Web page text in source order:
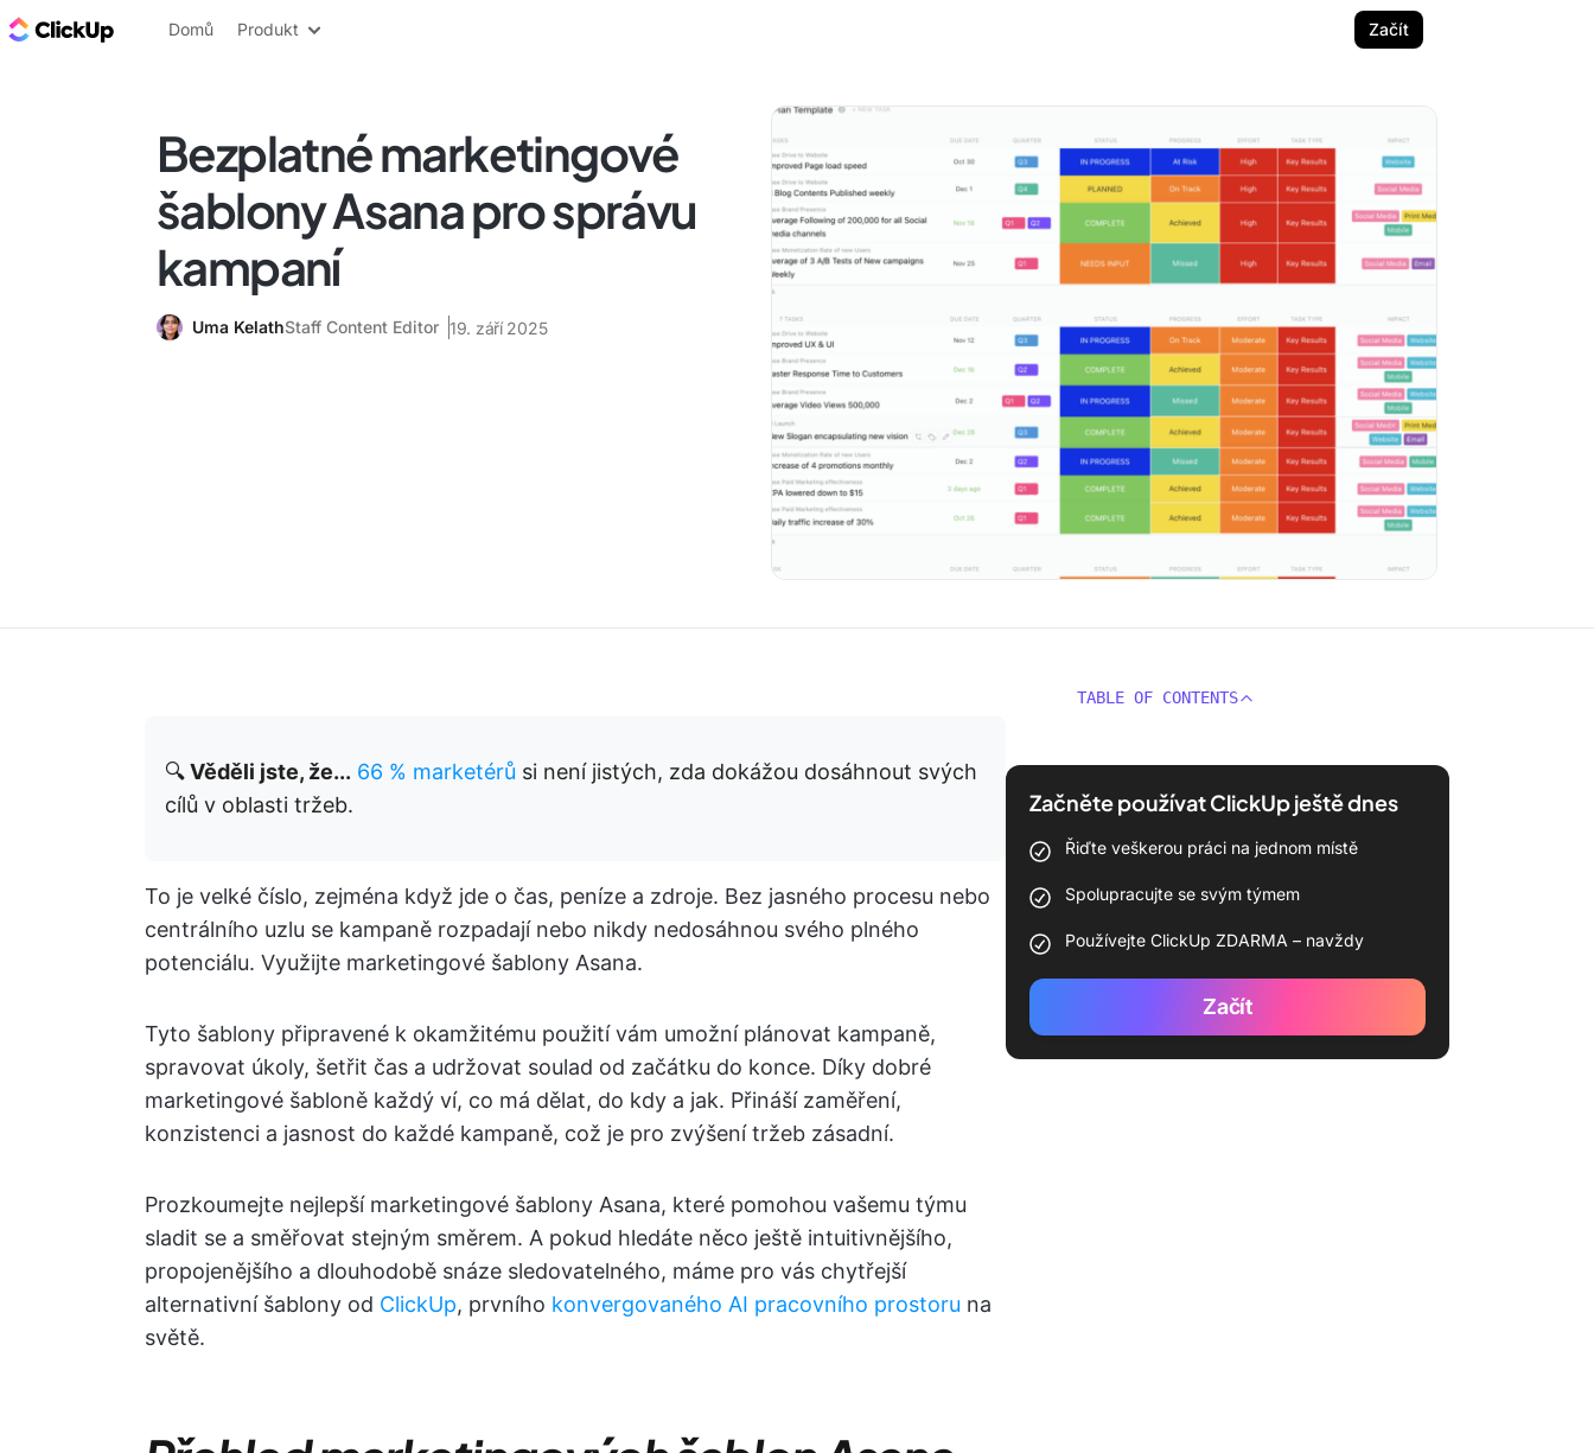
ClickUp blog
Domů Produkt Začít
Bezplatné marketingové
šablony Asana pro správu
kampaní
Uma KelathStaff Content Editor 19. září 2025
🔍Věděli jste, že... 66 % marketérů si není jistých, zda dokážou dosáhnout svých
cílů v oblasti tržeb.
To je velké číslo, zejména když jde o čas, peníze a zdroje. Bez jasného procesu nebo
centrálního uzlu se kampaně rozpadají nebo nikdy nedosáhnou svého plného
potenciálu. Využijte marketingové šablony Asana.
Tyto šablony připravené k okamžitému použití vám umožní plánovat kampaně,
spravovat úkoly, šetřit čas a udržovat soulad od začátku do konce. Díky dobré
marketingové šabloně každý ví, co má dělat, do kdy a jak. Přináší zaměření,
konzistenci a jasnost do každé kampaně, což je pro zvýšení tržeb zásadní.
Prozkoumejte nejlepší marketingové šablony Asana, které pomohou vašemu týmu
sladit se a směřovat stejným směrem. A pokud hledáte něco ještě intuitivnějšího,
propojenějšího a dlouhodobě snáze sledovatelného, máme pro vás chytřejší
alternativní šablony od ClickUp, prvního konvergovaného AI pracovního prostoru na
světě.
TABLE OF CONTENTS
Začněte používat ClickUp ještě dnes
Řiďte veškerou práci na jednom místě
Spolupracujte se svým týmem
Používejte ClickUp ZDARMA – navždy
Začít